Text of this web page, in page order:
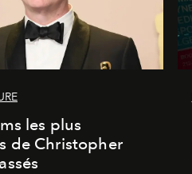
les plus
de Christopher